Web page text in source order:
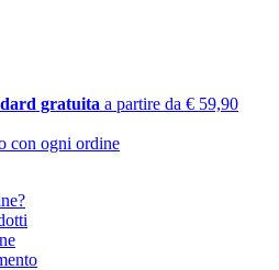
gratuita a partire da € 59,90
con ogni ordine